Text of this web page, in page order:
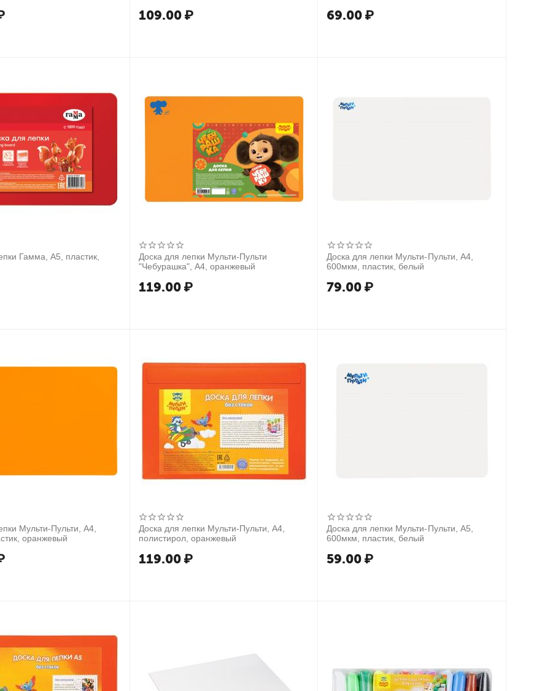
109.00 ₽ 69.00 ₽
Гамма, А5, пластик,
Доска для лепки Мульти-Пульти
"Чебурашка", А4, оранжевый
119.00 ₽
Доска для лепки Мульти-Пульти, А4,
600мкм, пластик, белый
79.00 ₽
Мульти-Пульти, А4,
оранжевый
Доска для лепки Мульти-Пульти, А4,
полистирол, оранжевый
119.00 ₽
Доска для лепки Мульти-Пульти, А5,
600мкм, пластик, белый
59.00 ₽